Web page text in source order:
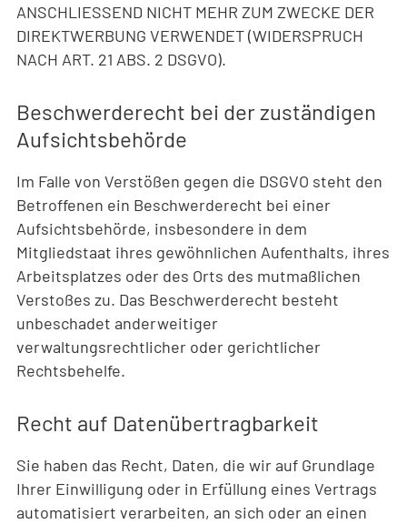
ANSCHLIESSEND NICHT MEHR ZUM ZWECKE DER
DIREKTWERBUNG VERWENDET (WIDERSPRUCH
NACH ART. 21 ABS. 2 DSGVO).
Beschwerde­recht bei der zuständigen
Aufsichts­behörde
Im Falle von Verstößen gegen die DSGVO steht den
Betroffenen ein Beschwerderecht bei einer
Aufsichtsbehörde, insbesondere in dem
Mitgliedstaat ihres gewöhnlichen Aufenthalts, ihres
Arbeitsplatzes oder des Orts des mutmaßlichen
Verstoßes zu. Das Beschwerderecht besteht
unbeschadet anderweitiger
verwaltungsrechtlicher oder gerichtlicher
Rechtsbehelfe.
Recht auf Daten­übertrag­barkeit
Sie haben das Recht, Daten, die wir auf Grundlage
Ihrer Einwilligung oder in Erfüllung eines Vertrags
automatisiert verarbeiten, an sich oder an einen